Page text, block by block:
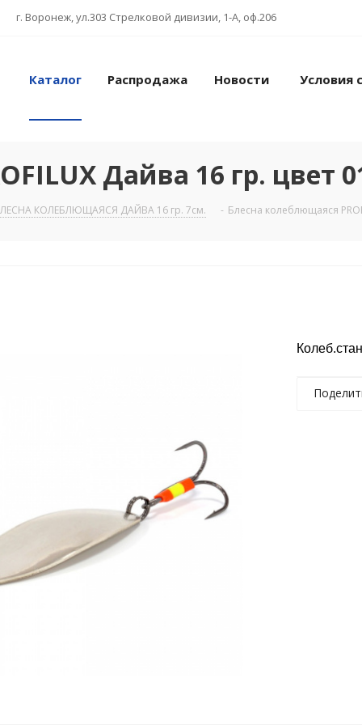
г. Воронеж, ул.303 Стрелковой дивизии, 1-А, оф.206
Каталог Распродажа Новости Условия
Дайва 16 гр. цвет
КОЛЕБЛЮЩАЯСЯ ДАЙВА 16 гр. 7см. - Блесна колеблющаяся